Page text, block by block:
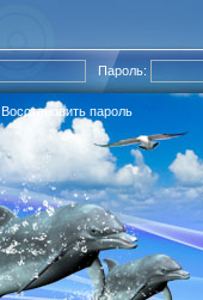
Пароль:
Восстановить пароль